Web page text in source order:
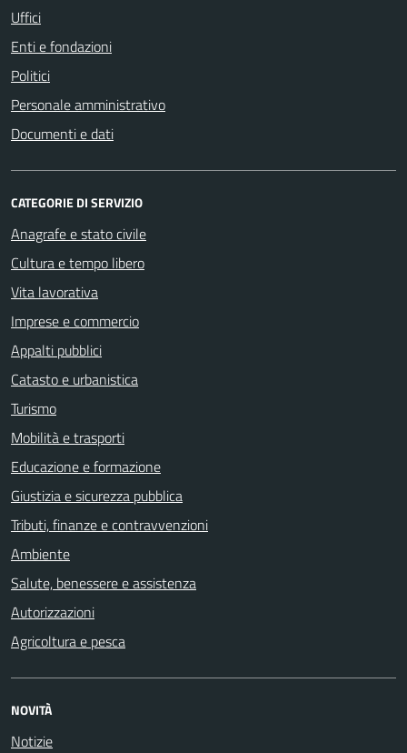
Uffici
Enti e fondazioni
Politici
Personale amministrativo
Documenti e dati
CATEGORIE DI SERVIZIO
Anagrafe e stato civile
Cultura e tempo libero
Vita lavorativa
Imprese e commercio
Appalti pubblici
Catasto e urbanistica
Turismo
Mobilità e trasporti
Educazione e formazione
Giustizia e sicurezza pubblica
Tributi, finanze e contravvenzioni
Ambiente
Salute, benessere e assistenza
Autorizzazioni
Agricoltura e pesca
NOVITÀ
Notizie